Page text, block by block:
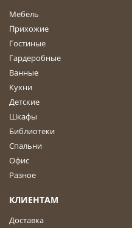
Мебель
Прихожие
Гостиные
Гардеробные
Ванные
Кухни
Детские
Шкафы
Библиотеки
Спальни
Офис
Разное
КЛИЕНТАМ
Доставка